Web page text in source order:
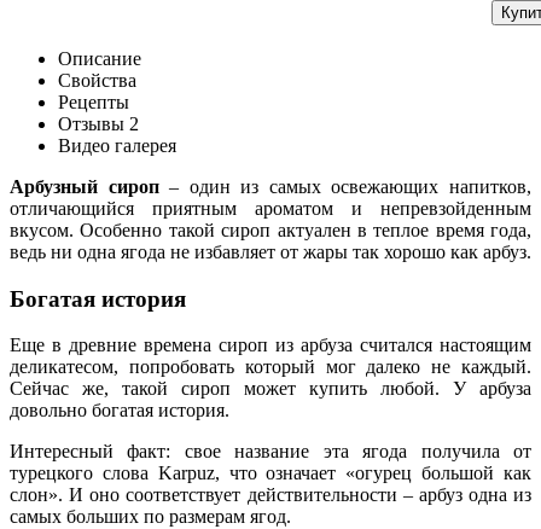
Описание
Свойства
Рецепты
Отзывы 2
Видео галерея
Арбузный сироп– один из самых освежающих напитков,
отличающийся приятным ароматом и непревзойденным
вкусом. Особенно такой сироп актуален в теплое время года,
ведь ни одна ягода не избавляет от жары так хорошо как арбуз.
Богатая история
Еще в древние времена сироп из арбуза считался настоящим
деликатесом, попробовать который мог далеко не каждый.
Сейчас же, такой сироп может купить любой. У арбуза
довольно богатая история.
Интересный факт: свое название эта ягода получила от
турецкого слова Karpuz, что означает «огурец большой как
слон». И оно соответствует действительности – арбуз одна из
самых больших по размерам ягод.